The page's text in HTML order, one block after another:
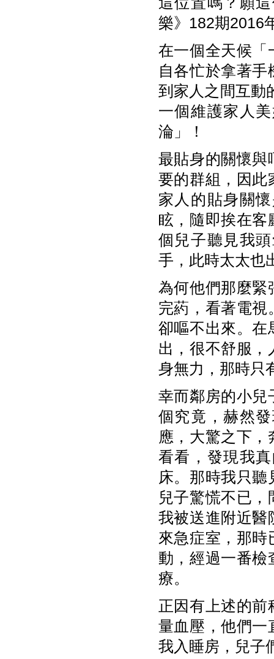
樂》182期2016
在一個全天候「
自各忙於拿著
到家人之間互動
一個維護家人
淪」！
最貼身的關懷與
要的群組，因此
家人的貼身關
眩，隨即挨在客
個兒子聽見我
手，此時太太也
為何他們那麼緊
完葯，看著電視
卻嘔不出來。在
出，很不舒服，
身無力，那時只
幸而鄰房的小兒
個究竟，赫然
應，大驚之下
看看，發現我
床。那時我只
兒子驚慌不已
我被送進附近醫
來急症室，那時
動，經過一番檢
療。
正因有上述的前
量血壓，他們一
我入睡房，兒子